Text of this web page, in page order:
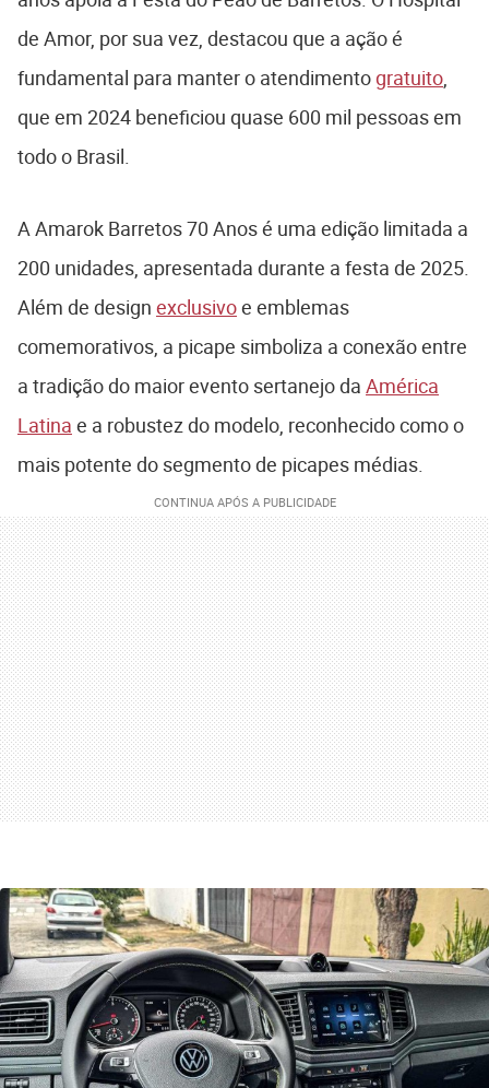
de Amor, por sua vez, destacou que a ação é
fundamental para manter o atendimentogratuito,
que em 2024 beneficiou quase 600 mil pessoas em
todo o Brasil.
A Amarok Barretos 70 Anos é uma edição limitada a
200 unidades, apresentada durante a festa de 2025.
Além de design exclusivoe emblemas
comemorativos, a picape simboliza a conexão entre
a tradição do maior evento sertanejo da América
Latina e a robustez do modelo, reconhecido como o
mais potente do segmento de picapes médias.